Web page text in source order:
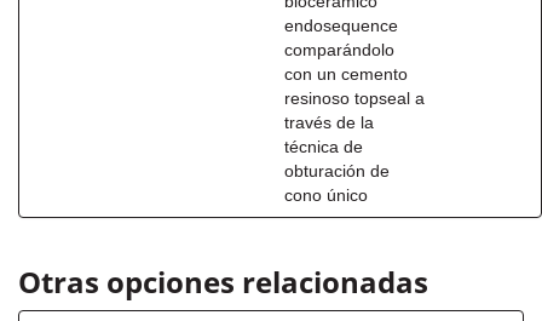
endosequence
comparándolo
con un cemento
resinoso topseal a
través de la
técnica de
obturación de
cono único
Otras opciones relacionadas